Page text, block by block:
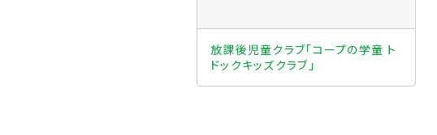
放課後児童クラブ「コープの学童 ト
ドックキッズクラブ」